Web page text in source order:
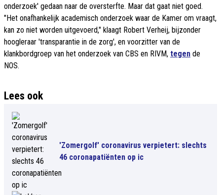
onderzoek' gedaan naar de oversterfte. Maar dat gaat niet goed.
"Het onafhankelijk academisch onderzoek waar de Kamer om vraagt,
kan zo niet worden uitgevoerd," klaagt Robert Verheij, bijzonder
hoogleraar 'transparantie in de zorg', en voorzitter van de
klankbordgroep van het onderzoek van CBS en RIVM, tegen de
NOS.
Lees ook
'Zomergolf' coronavirus verpietert: slechts
46 coronapatiënten op ic